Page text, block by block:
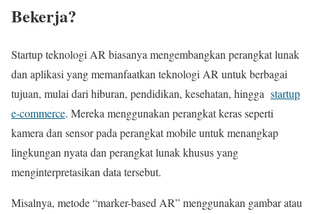
Bekerja?
Startup teknologi AR biasanya mengembangkan perangkat lunak
dan aplikasi yang memanfaatkan teknologi AR untuk berbagai
tujuan, mulai dari hiburan, pendidikan, kesehatan, hingga startup
e-commerce. Mereka menggunakan perangkat keras seperti
kamera dan sensor pada perangkat mobile untuk menangkap
lingkungan nyata dan perangkat lunak khusus yang
menginterpretasikan data tersebut.
Misalnya, metode “marker-based AR” menggunakan gambar atau